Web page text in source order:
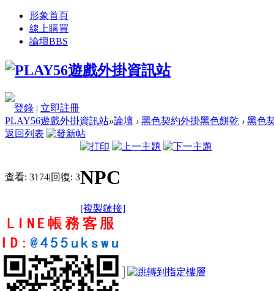
形象首頁
線上購買
論壇BBS
登錄 | 立即註冊
PLAY56遊戲外掛資訊站»論壇 › 黑色契約外掛黑色餅乾 › 黑色
返回列表
查看: 3174|回復: 3NPC
[複製鏈接]
0.0
2
主
題
4
帖
子
40
積
分
電梯直達
樓主